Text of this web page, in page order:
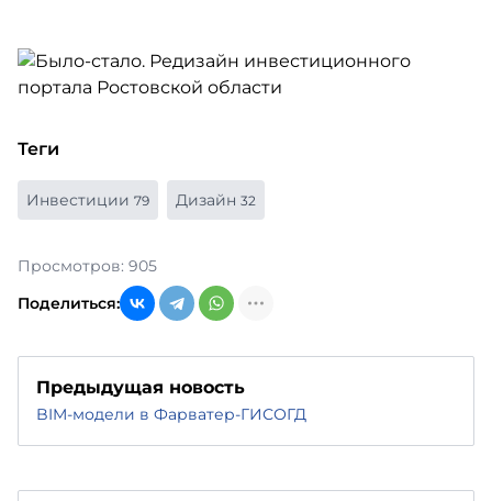
Теги
Инвестиции 79 Дизайн 32
Просмотров: 905
Поделиться:
Предыдущая новость
BIM-модели в Фарватер-ГИСОГД